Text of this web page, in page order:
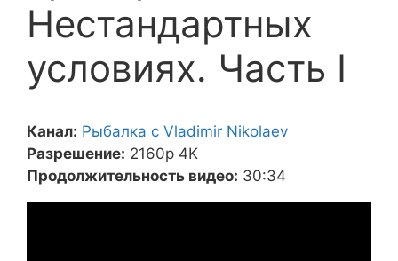
Нестандартных
условиях. Часть I
Канал: Рыбалка с Vladimir Nikolaev
Разрешение: 2160p 4K
Продолжительность видео: 30:34